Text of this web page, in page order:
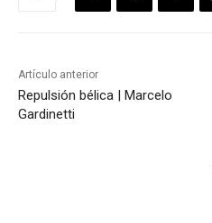
Artículo anterior
Repulsión bélica | Marcelo
Gardinetti